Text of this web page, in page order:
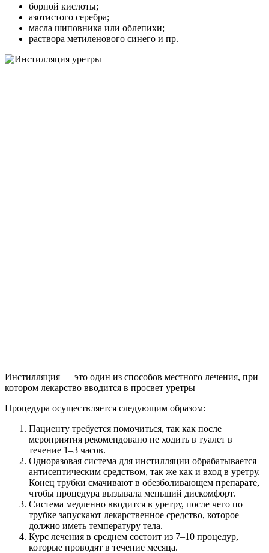
борной кислоты;
азотистого серебра;
масла шиповника или облепихи;
раствора метиленового синего и пр.
Инстилляция — это один из способов местного лечения, при
котором лекарство вводится в просвет уретры
Процедура осуществляется следующим образом:
Пациенту требуется помочиться, так как после
мероприятия рекомендовано не ходить в туалет в
течение 1–3 часов.
Одноразовая система для инстилляции обрабатывается
антисептическим средством, так же как и вход в уретру.
Конец трубки смачивают в обезболивающем препарате,
чтобы процедура вызывала меньший дискомфорт.
Система медленно вводится в уретру, после чего по
трубке запускают лекарственное средство, которое
должно иметь температуру тела.
Курс лечения в среднем состоит из 7–10 процедур,
которые проводят в течение месяца.